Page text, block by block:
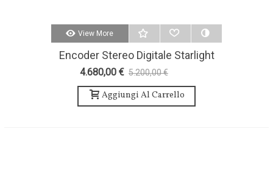
View More
Encoder Stereo Digitale Starlight
4.680,00 € 5.200,00 €
Aggiungi Al Carrello